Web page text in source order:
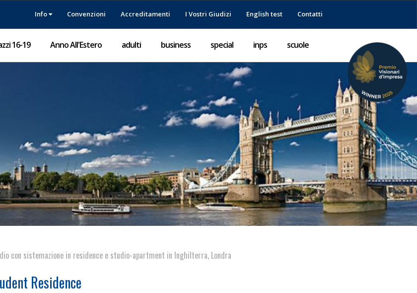
Info Convenzioni Accreditamenti I Vostri Giudizi English test Contatti
16-19 Anno All'Estero adulti business special inps scuole
con sistemazione in residence e studio-apartment in Inghilterra, Londra
Residence